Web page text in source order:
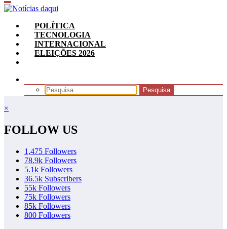
POLÍTICA
TECNOLOGIA
INTERNACIONAL
ELEIÇÕES 2026
×
FOLLOW US
1,475 Followers
78.9k Followers
5.1k Followers
36.5k Subscribers
55k Followers
75k Followers
85k Followers
800 Followers